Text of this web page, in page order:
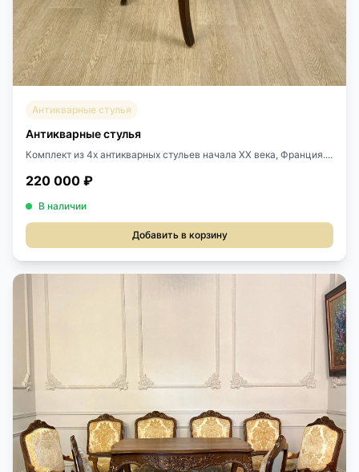
Антикварные стулья
Антикварные стулья
Комплект из 4х антикварных стульев начала XX века, Франция....
220 000 ₽
В наличии
Добавить в корзину